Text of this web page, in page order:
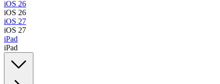
iOS 26
iOS 26
iOS 27
iOS 27
iPad
iPad